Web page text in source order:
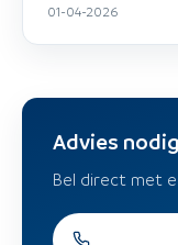
01-04-2026
Advies
Bel direct met